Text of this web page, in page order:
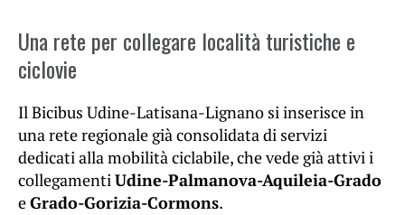
Una rete per collegare località turistiche e
ciclovie
Il Bicibus Udine-Latisana-Lignano si inserisce in
una rete regionale già consolidata di servizi
dedicati alla mobilità ciclabile, che vede già attivi i
collegamentiUdine-Palmanova-Aquileia-Grado
eGrado-Gorizia-Cormons.